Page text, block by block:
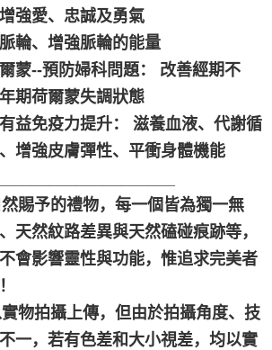
強愛、忠誠及勇氣
輪、增強脈輪的能量
蒙--預防婦科問題： 改善經期不
期荷爾蒙失調狀態
益免疫力提升： 滋養血液、代謝循
增強皮膚彈性、平衝身體機能
賜予的禮物，每一個皆為獨一無
天然紋路差異與天然磕碰痕跡等，
會影響靈性與功能，惟追求完美者
物拍攝上傳，但由於拍攝角度、技
一，若有色差和大小視差，均以實